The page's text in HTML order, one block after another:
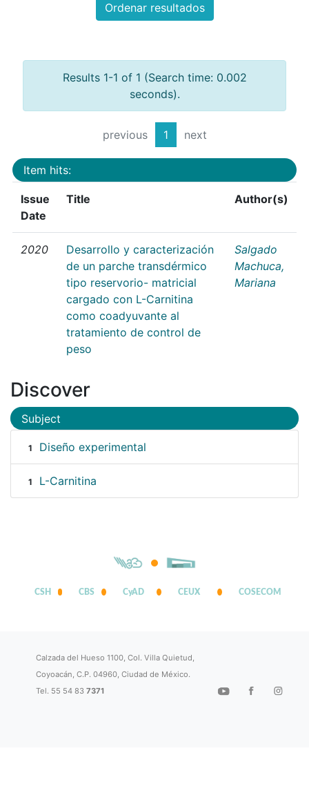
Ordenar resultados
Results 1-1 of 1 (Search time: 0.002
seconds).
previous 1 next
Item hits:
Issue
Date
Title Author(s)
2020
Desarrollo y caracterización
de un parche transdérmico
tipo reservorio- matricial
cargado con L-Carnitina
como coadyuvante al
tratamiento de control de
peso
Salgado
Machuca,
Mariana
Discover
Subject
1 Diseño experimental
1 L-Carnitina
CSH CBS CyAD CEUX COSECOM
Calzada del Hueso 1100, Col. Villa Quietud,
Coyoacán, C.P. 04960, Ciudad de México.
Tel. 55 54 837371